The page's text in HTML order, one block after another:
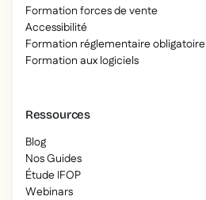
Formation forces de vente
Accessibilité
Formation réglementaire obligatoire
Formation aux logiciels
Ressources
Blog
Nos Guides
Étude IFOP
Webinars